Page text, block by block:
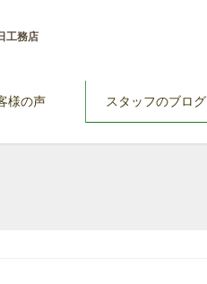
工務店
様の声 スタッフのブログ